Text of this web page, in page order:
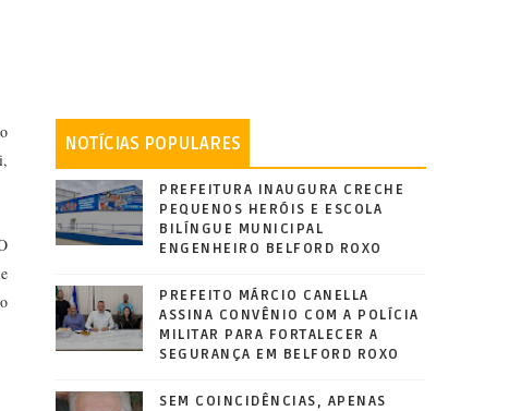
NOTÍCIAS POPULARES
PREFEITURA INAUGURA CRECHE
PEQUENOS HERÓIS E ESCOLA
BILÍNGUE MUNICIPAL
ENGENHEIRO BELFORD ROXO
PREFEITO MÁRCIO CANELLA
ASSINA CONVÊNIO COM A POLÍCIA
MILITAR PARA FORTALECER A
SEGURANÇA EM BELFORD ROXO
SEM COINCIDÊNCIAS, APENAS